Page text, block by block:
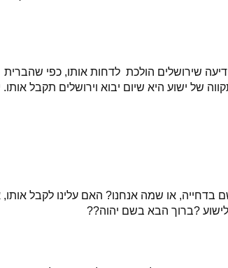
שירושלים הולכת לדחות אותו, כפי שהברית
של ישוע היא שיום יבוא וירושלים תקבל אותו.
בדחייה, או שמה אנחנו? האם עלינו לקבל אותו,
לישוע ?ברוך הבא בשם יהוה??